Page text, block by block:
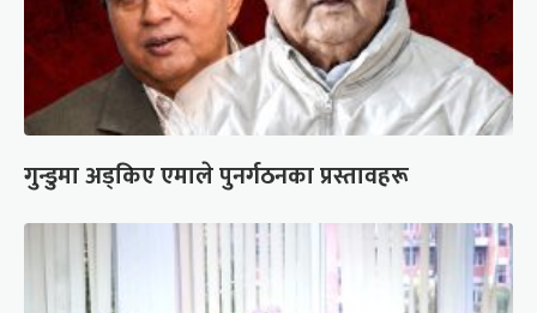
गुन्डुमा अड्किए एमाले पुनर्गठनका प्रस्तावहरू